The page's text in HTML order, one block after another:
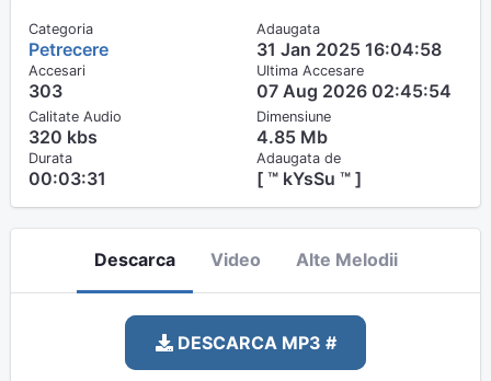
e
Categoria
Petrecere
Adaugata
31 Jan 2025 16:04:58
Accesari
303
Ultima Accesare
07 Aug 2026 02:45:54
Calitate Audio
320 kbs
Dimensiune
4.85 Mb
Durata
00:03:31
Adaugata de
[ ™ kYsSu ™ ]
Descarca Video Alte Melodii
DESCARCA MP3 #